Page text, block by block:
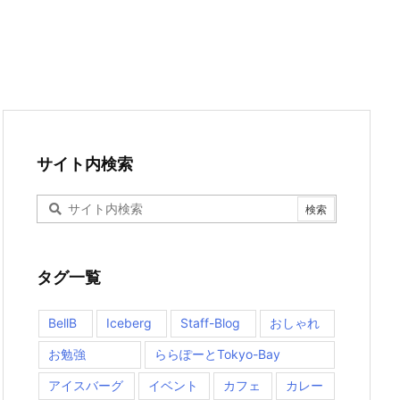
サイト内検索
タグ一覧
BellB Iceberg Staff-Blog おしゃれ
お勉強 ららぽーとTokyo-Bay
アイスバーグ イベント カフェ カレー